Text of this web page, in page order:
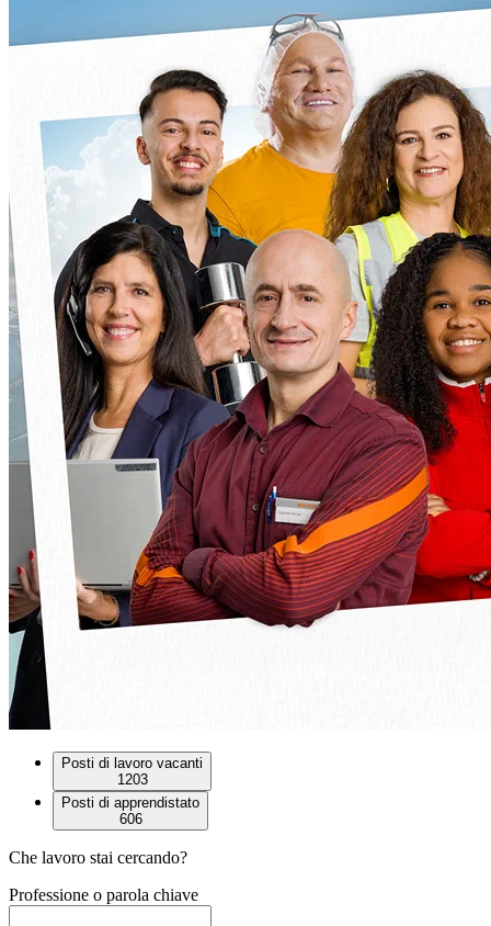
Posti di lavoro vacanti
1203
Posti di apprendistato
606
Che lavoro stai cercando?
Professione o parola chiave